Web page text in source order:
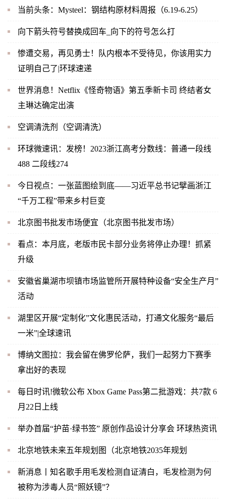
当前头条：Mysteel：钢结构原材料周报（6.19-6.25）
向下箭头符号替换成回车_向下的符号怎么打
惨遭交易，再见勇士！队内根本不受待见，你该用实力
证明自己了|环球速递
世界消息！Netflix《怪奇物语》第五季新卡司 终结者女
主琳达确定出演
空调清洗剂（空调清洗）
环球微速讯：发榜！2023浙江高考分数线：普通一段线
488 二段线274
今日视点：一张蓝图绘到底——习近平总书记擘画浙江
“千万工程”带来乡村巨变
北京图书批发市场便宜（北京图书批发市场）
看点：本月底，老版市民卡部分业务将停止办理！抓紧
升级
安徽省巢湖市坝镇市场监管所开展特种设备“安全生产月”
活动
湖里区开展“定制化”文化惠民活动，打通文化服务“最后
一米”|全球速讯
博纳文图拉：我会留在佛罗伦萨，我们一起努力下赛季
拿出好的表现
每日时讯!微软公布 Xbox Game Pass第二批游戏：共7款 6
月22日上线
举办首届“护苗·绿书签” 原创作品设计分享会 环球热资讯
北京地铁未来五年规划图（北京地铁2035年规划
新消息丨知名歌手用毛发检测自证清白，毛发检测为何
被称为涉毒人员“照妖镜”？